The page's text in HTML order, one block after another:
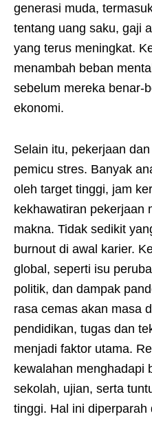
generasi muda,
tentang uang saku, gaji
yang terus meningkat.
menambah beban
sebelum mereka benar-
ekonomi.
Selain itu, pekerjaan
pemicu stres. Banyak
oleh target tinggi, jam
kekhawatiran pekerjaan
makna. Tidak sedikit
burnout di awal karier.
global, seperti isu
politik, dan dampak
rasa cemas akan masa
pendidikan, tugas dan
menjadi faktor utama.
kewalahan menghadapi
sekolah, ujian, serta
tinggi. Hal ini